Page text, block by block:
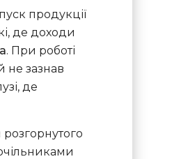
продукції
де доходи
. При роботі
не зазнав
де